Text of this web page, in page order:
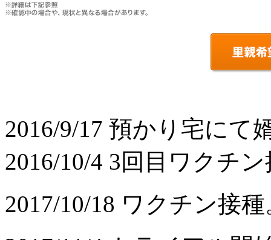
2016/9/17 預かり宅にて
2016/10/4 3回目ワクチ
2017/10/18 ワクチン接種